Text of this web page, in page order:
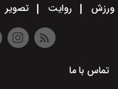
ورزش
روایت تصویر
تماس با ما